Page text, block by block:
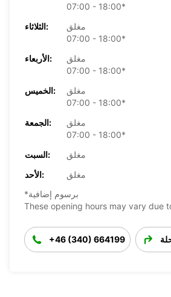
07:00 - 18:00*
الثلاثاء:
مغلق
07:00 - 18:00*
الأربعاء:
مغلق
07:00 - 18:00*
الخميس:
مغلق
07:00 - 18:00*
الجمعة:
مغلق
07:00 - 18:00*
السبت:
مغلق
الأحد:
مغلق
*برسوم إضافية
These opening hours may vary due
+46 (340) 664199